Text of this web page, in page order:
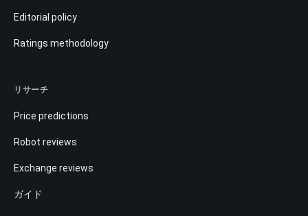
Editorial policy
Ratings methodology
リサーチ
Price predictions
Robot reviews
Exchange reviews
ガイド